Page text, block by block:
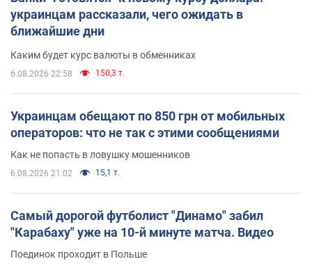
украинцам рассказали, чего ожидать в
ближайшие дни
Каким будет курс валюты в обменниках
6.08.2026 22:58 150,3 т.
Украинцам обещают по 850 грн от мобильных
операторов: что не так с этими сообщениями
Как не попасть в ловушку мошенников
6.08.2026 21:02 15,1 т.
Самый дорогой футболист "Динамо" забил
"Карабаху" уже на 10-й минуте матча. Видео
Поединок проходит в Польше